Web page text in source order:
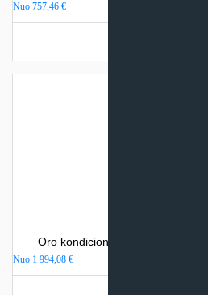
Nuo 757,46 €
Oro kondicionierius Mitsubishi
Nuo 1 994,08 €